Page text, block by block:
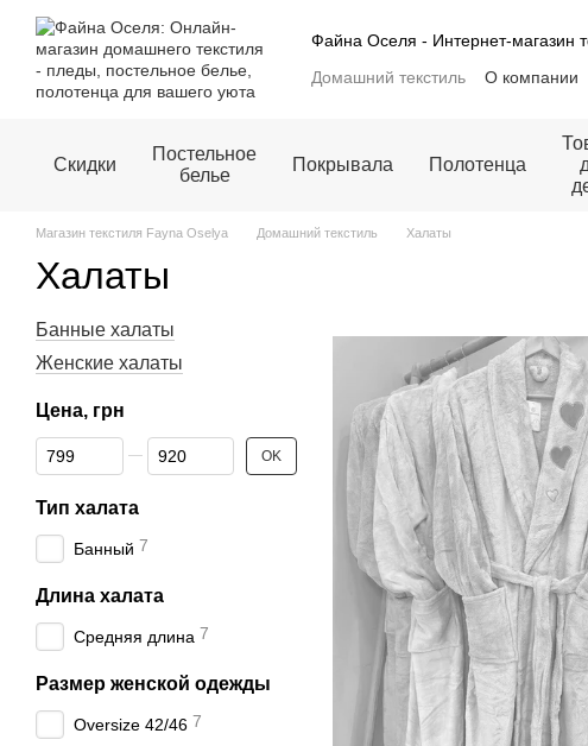
Перейти к основному контенту
Файна Оселя - Интернет-магазин
Домашний текстиль
О компании
Скидки
Постельное
белье
Покрывала Полотенца
Магазин текстиля Fayna Oselya Домашний текстиль Халаты
Халаты
Банные халаты
Женские халаты
Цена, грн
От Цена, грн
До Цена, грн OK
Тип халата
Банный 7
Длина халата
Средняя длина 7
Размер женской одежды
Oversize 42/46 7